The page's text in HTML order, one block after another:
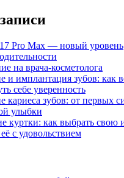
Pro Max — новый уровень
на врача-косметолога
и имплантация зубов: как
себе уверенность
кариеса зубов: от первых
улыбки
куртки: как выбрать свою
с удовольствием